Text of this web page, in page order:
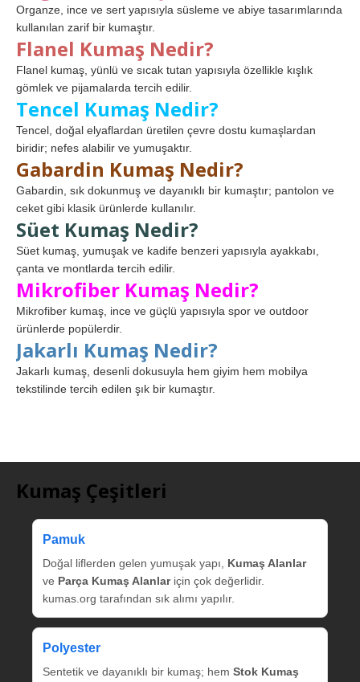
Organze, ince ve sert yapısıyla süsleme ve abiye tasarımlarında
kullanılan zarif bir kumaştır.
Flanel Kumaş Nedir?
Flanel kumaş, yünlü ve sıcak tutan yapısıyla özellikle kışlık
gömlek ve pijamalarda tercih edilir.
Tencel Kumaş Nedir?
Tencel, doğal elyaflardan üretilen çevre dostu kumaşlardan
biridir; nefes alabilir ve yumuşaktır.
Gabardin Kumaş Nedir?
Gabardin, sık dokunmuş ve dayanıklı bir kumaştır; pantolon ve
ceket gibi klasik ürünlerde kullanılır.
Süet Kumaş Nedir?
Süet kumaş, yumuşak ve kadife benzeri yapısıyla ayakkabı,
çanta ve montlarda tercih edilir.
Mikrofiber Kumaş Nedir?
Mikrofiber kumaş, ince ve güçlü yapısıyla spor ve outdoor
ürünlerde popülerdir.
Jakarlı Kumaş Nedir?
Jakarlı kumaş, desenli dokusuyla hem giyim hem mobilya
tekstilinde tercih edilen şık bir kumaştır.
Kumaş Çeşitleri
Pamuk
Doğal liflerden gelen yumuşak yapı, Kumaş Alanlar
ve Parça Kumaş Alanlariçin çok değerlidir.
kumas.org tarafından sık alımı yapılır.
Polyester
Sentetik ve dayanıklı bir kumaş; hem Stok Kumaş